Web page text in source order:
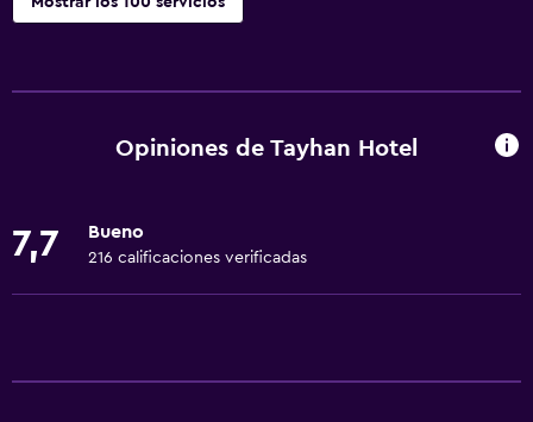
Wifi disponible en todas las instalaciones
Alarma de humo
Opiniones de Tayhan Hotel
7,7 Bueno
216 calificaciones verificadas